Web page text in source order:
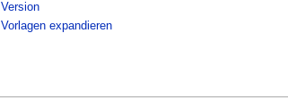
Version
Vorlagen expandieren